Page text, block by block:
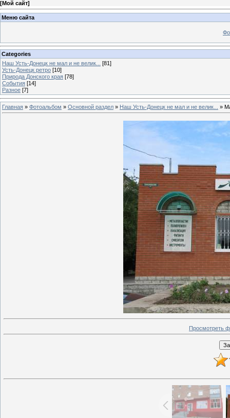
[Мой сайт]
Меню сайта
Categories
Наш Усть-Донецк не мал и не велик...
[81]
Усть-Донецк ретро [10]
Природа Донского края [78]
События [14]
Разное [7]
Главная » Фотоальбом » Основной раздел » Наш Усть-Донецк не мал и не велик... »
Просмотреть